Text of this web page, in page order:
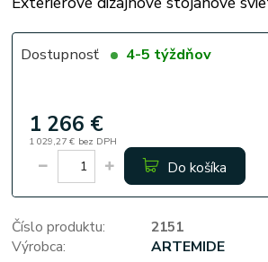
Dostupnosť 4-5 týždňov
1 266 €
1 029,27 € bez DPH
Do košíka
Číslo produktu:
2151
Výrobca:
ARTEMIDE